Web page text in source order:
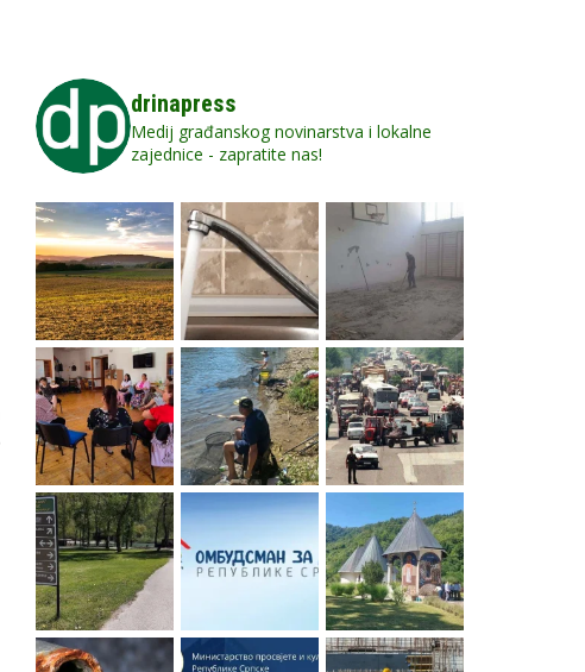
drinapress
Medij građanskog novinarstva i lokalne
zajednice - zapratite nas!